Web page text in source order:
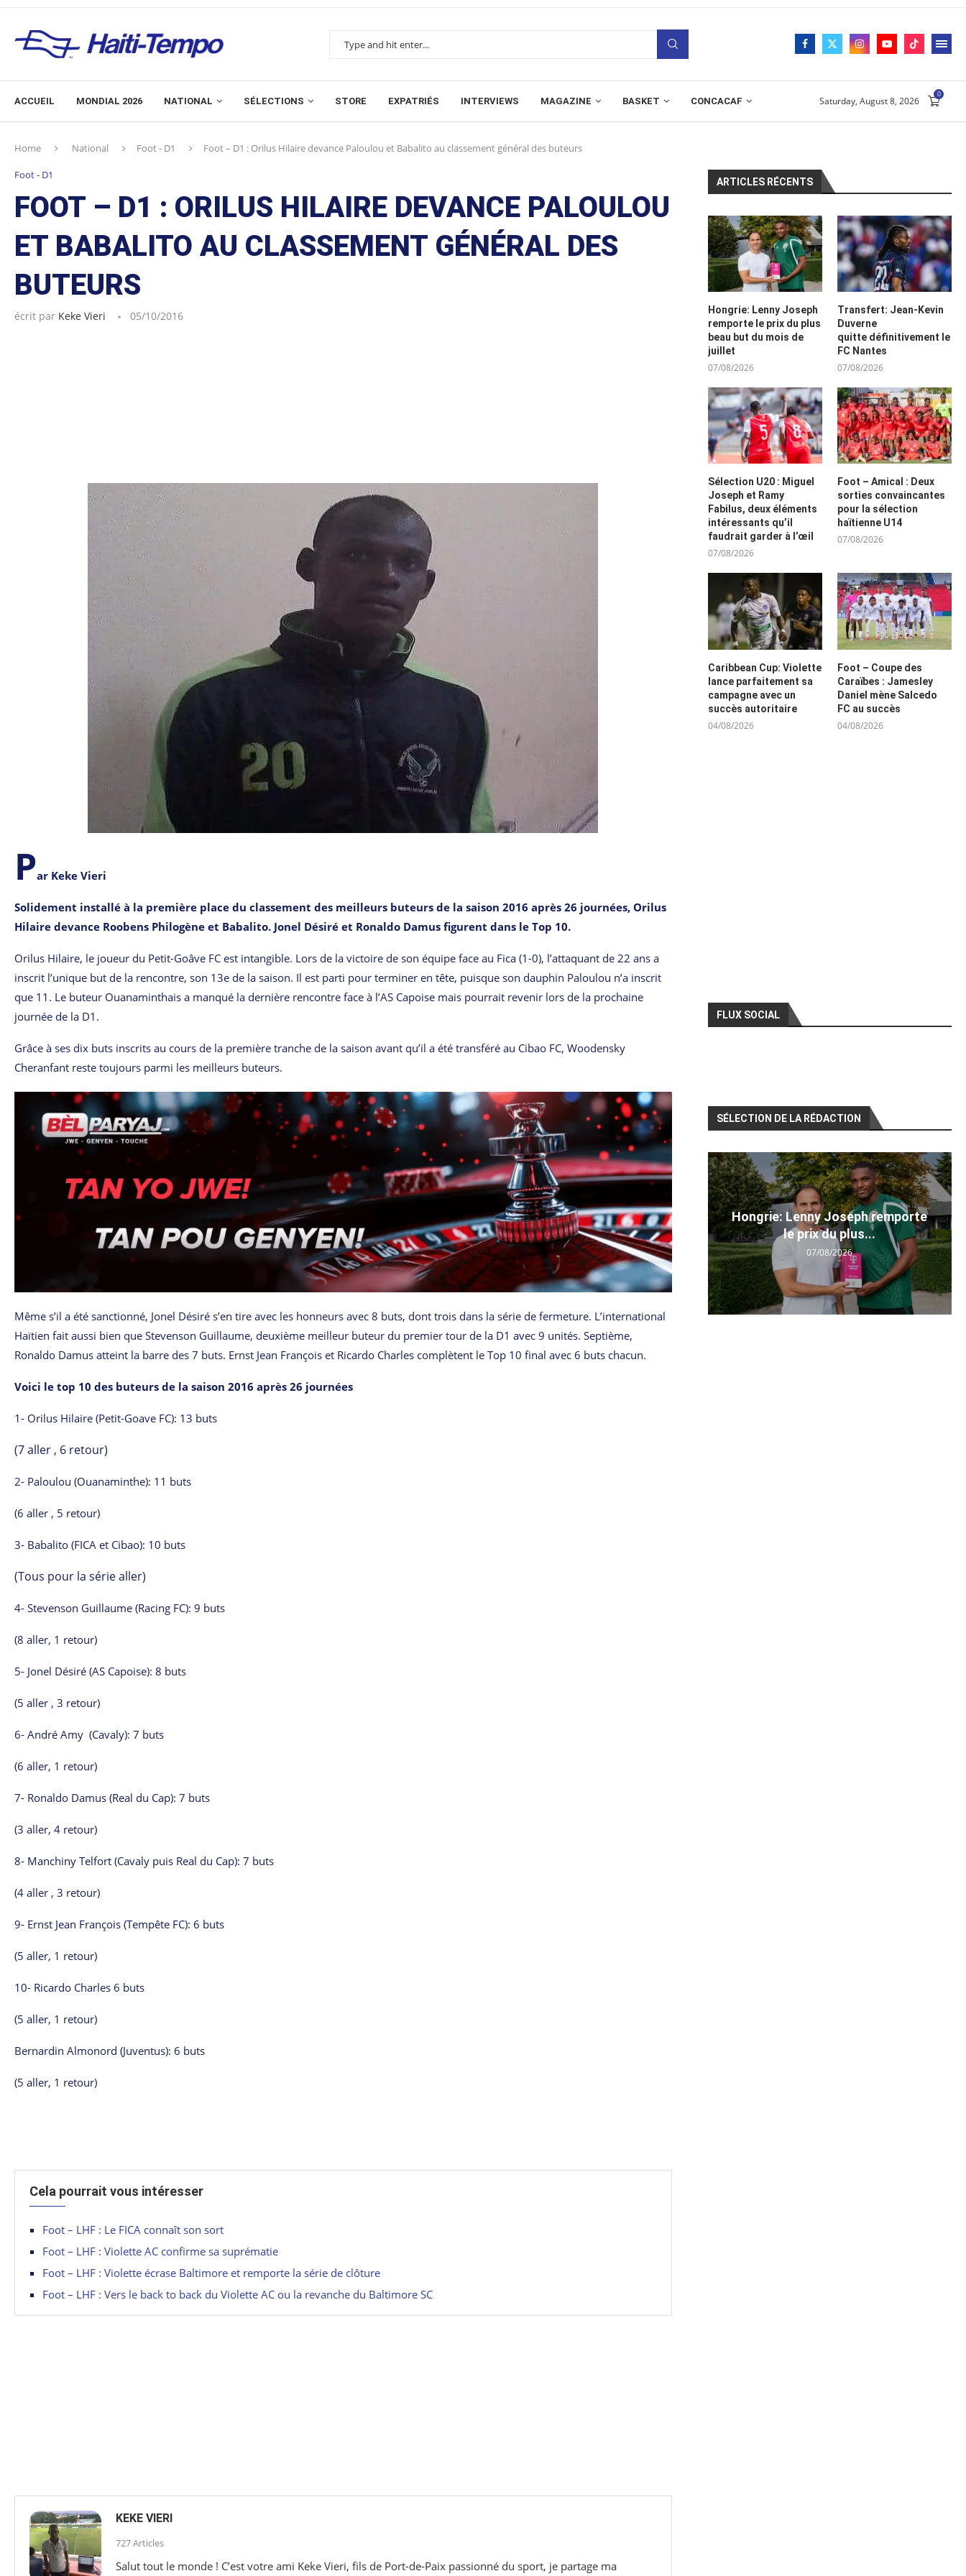
ACCUEIL MONDIAL 2026 NATIONAL SÉLECTIONS STORE EXPATRIÉS INTERVIEWS MAGAZINE BASKET CONCACAF Saturday, August 8, 2026
0
Home National Foot - D1 Foot – D1 : Orilus Hilaire devance Paloulou et Babalito au classement général des buteurs
Foot - D1
FOOT – D1 : ORILUS HILAIRE DEVANCE PALOULOU
ET BABALITO AU CLASSEMENT GÉNÉRAL DES
BUTEURS
écrit par Keke Vieri 05/10/2016
Par Keke Vieri
Solidement installé à la première place du classement des meilleurs buteurs de la saison 2016 après 26 journées, Orilus
Hilaire devance Roobens Philogène et Babalito. Jonel Désiré et Ronaldo Damus figurent dans le Top 10.
Orilus Hilaire, le joueur du Petit-Goâve FC est intangible. Lors de la victoire de son équipe face au Fica (1-0), l’attaquant de 22 ans a
inscrit l’unique but de la rencontre, son 13e de la saison. Il est parti pour terminer en tête, puisque son dauphin Paloulou n’a inscrit
que 11. Le buteur Ouanaminthais a manqué la dernière rencontre face à l’AS Capoise mais pourrait revenir lors de la prochaine
journée de la D1.
Grâce à ses dix buts inscrits au cours de la première tranche de la saison avant qu’il a été transféré au Cibao FC, Woodensky
Cheranfant reste toujours parmi les meilleurs buteurs.
Même s’il a été sanctionné, Jonel Désiré s’en tire avec les honneurs avec 8 buts, dont trois dans la série de fermeture. L’international
Haïtien fait aussi bien que Stevenson Guillaume, deuxième meilleur buteur du premier tour de la D1 avec 9 unités. Septième,
Ronaldo Damus atteint la barre des 7 buts. Ernst Jean François et Ricardo Charles complètent le Top 10 final avec 6 buts chacun.
Voici le top 10 des buteurs de la saison 2016 après 26 journées
1- Orilus Hilaire (Petit-Goave FC): 13 buts
(7 aller , 6 retour)
2- Paloulou (Ouanaminthe): 11 buts
(6 aller , 5 retour)
3- Babalito (FICA et Cibao): 10 buts
(Tous pour la série aller)
4- Stevenson Guillaume (Racing FC): 9 buts
(8 aller, 1 retour)
5- Jonel Désiré (AS Capoise): 8 buts
(5 aller , 3 retour)
6- André Amy (Cavaly): 7 buts
(6 aller, 1 retour)
7- Ronaldo Damus (Real du Cap): 7 buts
(3 aller, 4 retour)
8- Manchiny Telfort (Cavaly puis Real du Cap): 7 buts
(4 aller , 3 retour)
9- Ernst Jean François (Tempête FC): 6 buts
(5 aller, 1 retour)
10- Ricardo Charles 6 buts
(5 aller, 1 retour)
Bernardin Almonord (Juventus): 6 buts
(5 aller, 1 retour)
Cela pourrait vous intéresser
Foot – LHF : Le FICA connaît son sort
Foot – LHF : Violette AC confirme sa suprématie
Foot – LHF : Violette écrase Baltimore et remporte la série de clôture
Foot – LHF : Vers le back to back du Violette AC ou la revanche du Baltimore SC
KEKE VIERI
727 Articles
Salut tout le monde ! C’est votre ami Keke Vieri, fils de Port-de-Paix passionné du sport, je partage ma
ARTICLES RÉCENTS
Hongrie: Lenny Joseph
remporte le prix du plus
beau but du mois de
juillet
07/08/2026
Transfert: Jean-Kevin
Duverne
quitte définitivement le
FC Nantes
07/08/2026
Sélection U20 : Miguel
Joseph et Ramy
Fabilus, deux éléments
intéressants qu’il
faudrait garder à l’œil
07/08/2026
Foot – Amical : Deux
sorties convaincantes
pour la sélection
haïtienne U14
07/08/2026
Caribbean Cup: Violette
lance parfaitement sa
campagne avec un
succès autoritaire
04/08/2026
Foot – Coupe des
Caraïbes : Jamesley
Daniel mène Salcedo
FC au succès
04/08/2026
FLUX SOCIAL
SÉLECTION DE LA RÉDACTION
Hongrie: Lenny Joseph remporte
le prix du plus...
07/08/2026